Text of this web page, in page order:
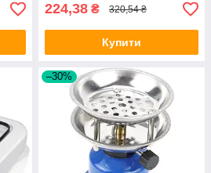
224,38 ₴ 320,54 ₴
Купити
–30%